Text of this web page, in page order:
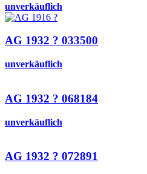
unverkäuflich
AG 1932 ? 033500
unverkäuflich
AG 1932 ? 068184
unverkäuflich
AG 1932 ? 072891